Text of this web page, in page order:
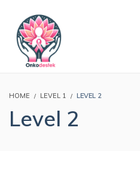
HOME LEVEL 1 LEVEL 2
Level 2